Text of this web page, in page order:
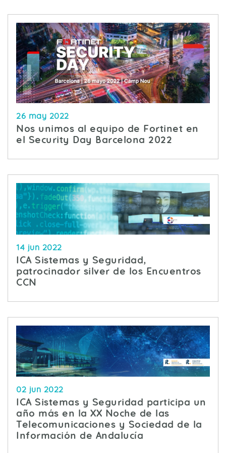
26 may 2022
Nos unimos al equipo de Fortinet en
el Security Day Barcelona 2022
14 jun 2022
ICA Sistemas y Seguridad,
patrocinador silver de los Encuentros
CCN
02 jun 2022
ICA Sistemas y Seguridad participa un
año más en la XX Noche de las
Telecomunicaciones y Sociedad de la
Información de Andalucía